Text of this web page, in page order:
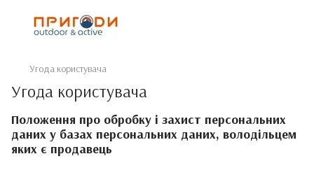
Угода користувача
Угода користувача
Положення про обробку і захист персональних
даних у базах персональних даних, володільцем
яких є продавець